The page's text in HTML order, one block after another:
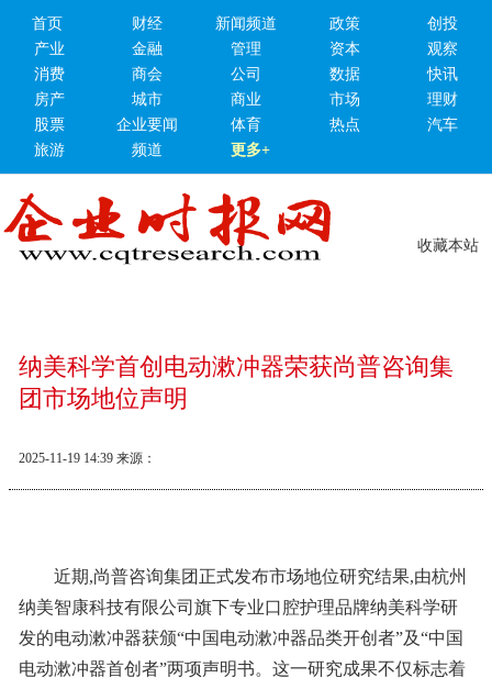
首页 财经 新闻频道 政策
创投
产业
金融 管理 资本
观察
消费
商会 公司 数据
快讯
房产
城市 商业 市场
理财
股票
企业要闻 体育 热点
汽车
旅游
频道 更多+
收藏本站
纳美科学首创电动漱冲器荣获尚普咨询集
团市场地位声明
2025-11-19 14:39 来源：
近期,尚普咨询集团正式发布市场地位研究结果,由杭州
纳美智康科技有限公司旗下专业口腔护理品牌纳美科学研
发的电动漱冲器获颁“中国电动漱冲器品类开创者”及“中国
电动漱冲器首创者”两项声明书。这一研究成果不仅标志着